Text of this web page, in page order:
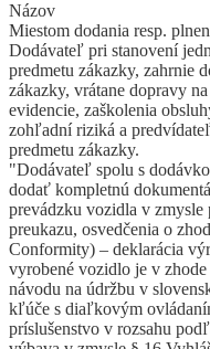
Názov
Miestom dodania resp.
Dodávateľ pri stanovení
predmetu zákazky, zahrnie
zákazky, vrátane dopravy
evidencie, zaškolenia
zohľadní riziká a
predmetu zákazky.
"Dodávateľ spolu s
dodať kompletnú
prevádzku vozidla v zmysle
preukazu, osvedčenia o
Conformity) – deklarácia
vyrobené vozidlo je v
návodu na údržbu v
kľúče s diaľkovým
príslušenstvo v rozsahu